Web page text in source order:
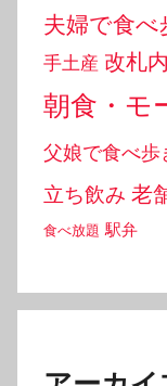
夫婦で食べ
手土産 改札内
朝食・モ
父娘で食べ歩
立ち飲み 老
食べ放題 駅弁